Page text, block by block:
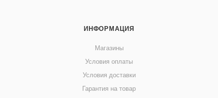
ИНФОРМАЦИЯ
Магазины
Условия оплаты
Условия доставки
Гарантия на товар